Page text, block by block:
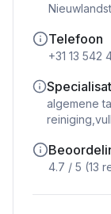
Telefoon
+31 13 542
algemene
4.7 / 5 (13